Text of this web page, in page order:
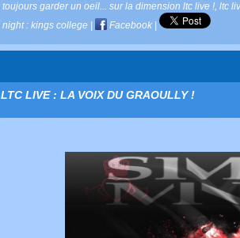
toujours garder un oeil... sur la dimension ltc live ! ltc
night : kings college
Facebook
LTC LIVE : LA VOIX DU GRAOULLY !